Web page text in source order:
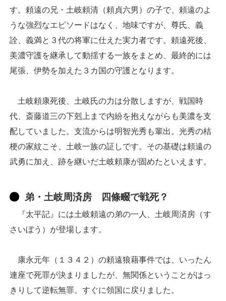
す。頼遠の兄・土岐頼清（頼貞六男）の子で、頼遠のよ
うな強烈なエピソードはなく、地味ですが、尊氏、義
詮、義満と３代の将軍に仕えた実力者です。頼遠死後、
美濃守護を継承して動揺する一族をまとめ、最終的には
尾張、伊勢を加えた３カ国の守護となります。
土岐頼康死後、土岐氏の力は分散しますが、戦国時
代、斎藤道三の下剋上まで内紛を抱えながらも美濃を支
配していました。支流からは明智光秀も輩出。光秀の桔
梗の家紋こそ、土岐一族の証しです。その基礎は頼遠の
武勇に加え、跡を継いだ土岐頼康が固めたといえます。
弟・土岐周済房 四條畷で戦死？
『太平記』には土岐頼遠の弟の一人、土岐周済房（す
さいぼう）が登場します。
康永元年（１３４２）の頼遠狼藉事件では、いったん
連座で死罪が決まりましたが、無関係ということがはっ
きりして逆転無罪。すぐに領国に戻りました。